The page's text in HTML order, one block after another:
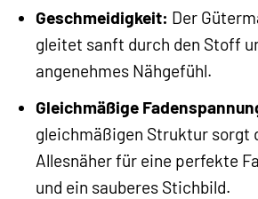
Geschmeidigkeit: Der
gleitet sanft durch den Stoff
angenehmes Nähgefühl.
Gleichmäßige
gleichmäßigen Struktur sorgt
Allesnäher für eine perfekte
und ein sauberes Stichbild.